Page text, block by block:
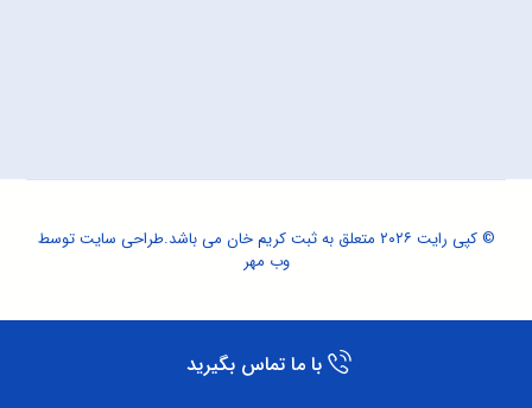
© کپی رایت ۲۰۲۶ متعلق به ثبت کریم خان می باشد. طراحی سایتتوسط
وب مهر
با ما تماس بگیرید